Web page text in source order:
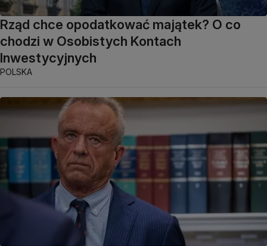
Rząd chce opodatkować majątek? O co
chodzi w Osobistych Kontach
Inwestycyjnych
POLSKA